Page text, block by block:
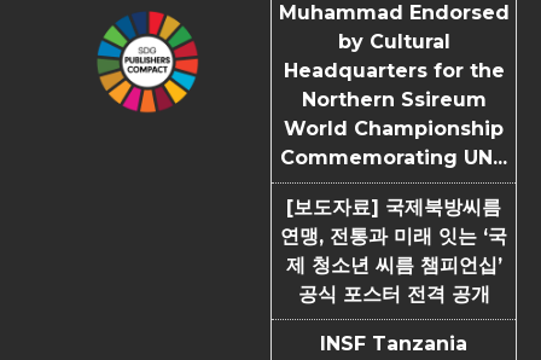
Muhammad Endorsed
by Cultural
Headquarters for the
Northern Ssireum
World Championship
Commemorating UN...
[보도자료] 국제북방씨름
연맹, 전통과 미래 잇는 ‘국
제 청소년 씨름 챔피언십’
공식 포스터 전격 공개
INSF Tanzania